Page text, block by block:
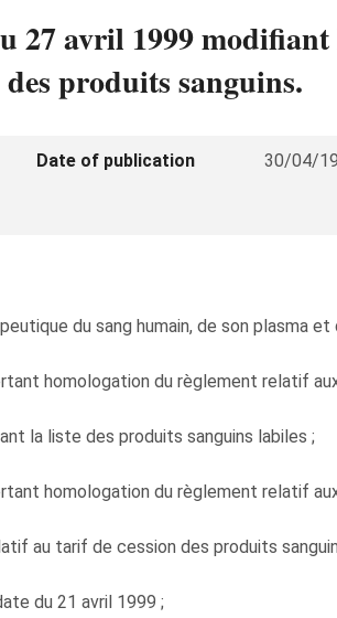
27 avril 1999
produits sanguins.
Date of publication 30/04/
du sang humain, de son plasma et
homologation du règlement relatif
la liste des produits sanguins labiles ;
homologation du règlement relatif
au tarif de cession des produits
du 21 avril 1999 ;